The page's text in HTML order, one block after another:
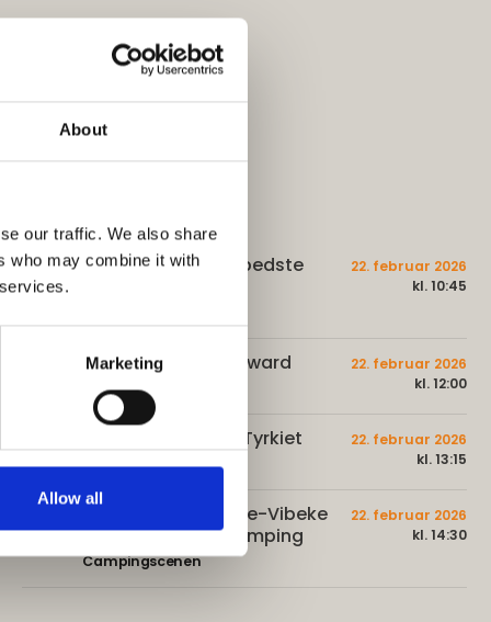
About
our traffic. We also share
who may combine it with
Marketing
Allow all
Sådan får du den bedste
22. februar 2026
kl. 10:45
Danish Camping Award
Campingscenen
22. februar 2026
kl. 12:00
Roadtrip gennem Tyrkiet
Camping Scenen
22. februar 2026
kl. 13:15
Foredrag med Anne-Vibeke
- Et helt liv med camping
Campingscenen
22. februar 2026
kl. 14:30